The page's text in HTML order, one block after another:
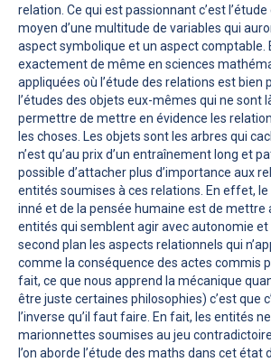
relation. Ce qui est passionnant c’est
moyen d’une multitude de variables qui
aspect symbolique et un aspect comptable.
exactement de même en sciences
appliquées où l’étude des relations est bien
l’études des objets eux-mêmes qui ne sont
permettre de mettre en évidence les
les choses. Les objets sont les arbres qui
n’est qu’au prix d’un entraînement long et
possible d’attacher plus d’importance aux
entités soumises à ces relations. En effet,
inné et de la pensée humaine est de mettre
entités qui semblent agir avec autonomie et
second plan les aspects relationnels qui
comme la conséquence des actes commis
fait, ce que nous apprend la mécanique
être juste certaines philosophies) c’est que
l’inverse qu’il faut faire. En fait, les entités
marionnettes soumises au jeu
l’on aborde l’étude des maths dans cet état